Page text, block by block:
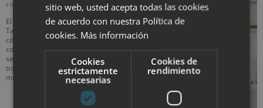
9 DICIEMBRE, 2025 NO HAY COMENTARIOS
El hogar no solo es un lugar físico.
También es un entorno que influye en
cómo te sientes, descansas y te
conectas contigo. La decoración
sensorial es una tendencia que busca
transformar los espacios desde una
mirada integral.
sitio web, usted acepta todas las cookies
de acuerdo con nuestra Política de
cookies. Más información
Cookies
estrictamente
necesarias
Cookies de
rendimiento